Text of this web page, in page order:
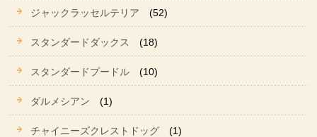
ジャックラッセルテリア (52)
スタンダードダックス (18)
スタンダードプードル (10)
ダルメシアン (1)
チャイニーズクレストドッグ (1)